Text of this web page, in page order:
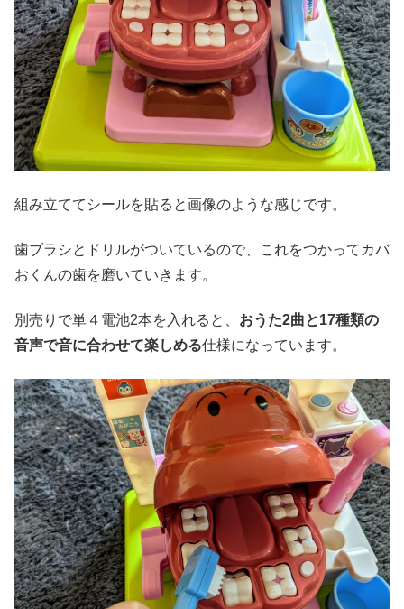
組み立ててシールを貼ると画像のような感じです。
歯ブラシとドリルがついているので、これをつかってカバ
おくんの歯を磨いていきます。
別売りで単４電池2本を入れると、 おうた2曲と17種類の
音声で音に合わせて楽しめる仕様になっています。